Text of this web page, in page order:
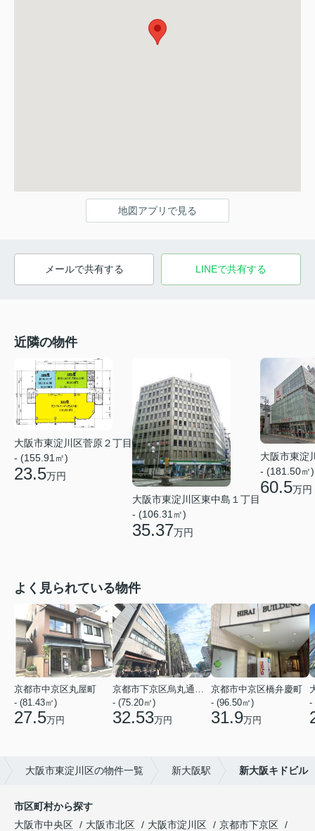
地図アプリで見る
メールで共有する LINEで共有する
近隣の物件
大阪市東淀川区菅原２丁目
- (155.91㎡)
23.5万円
大阪市東淀川区東中島１丁目
- (106.31㎡)
35.37万円
大阪市東淀
- (181.50㎡)
60.5万円
よく見られている物件
京都市中京区丸屋町
- (81.43㎡)
27.5万円
- (75.20㎡)
32.53万円
京都市中京区橋弁慶町
- (96.50㎡)
31.9万円
-
大阪市東淀川区の物件一覧 新大阪駅 新大阪キドビル
市区町村から探す
大阪市中央区
大阪市北区 大阪市淀川区
京都市下京区